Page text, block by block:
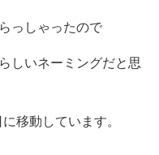
っしゃったので
しいネーミングだと思
移動しています。